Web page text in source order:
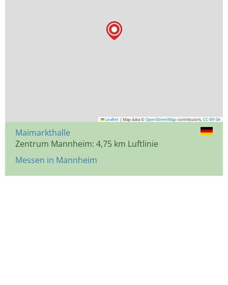
Leaflet | Map data © OpenStreetMap contributors, CC-BY-SA
Maimarkthalle
Zentrum Mannheim: 4,75 km Luftlinie
Messen in Mannheim